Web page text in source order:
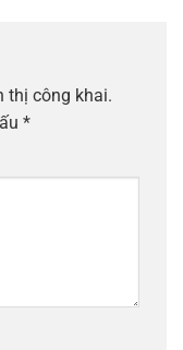
thị công khai.
*